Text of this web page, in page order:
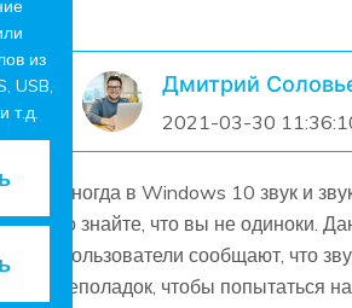
Дмитрий
2021-03-30
Иногда в Windows 10 звук и
то знайте, что вы не одиноки.
Пользователи сообщают, что
неполадок, чтобы попытаться
из
USB,
т.д.